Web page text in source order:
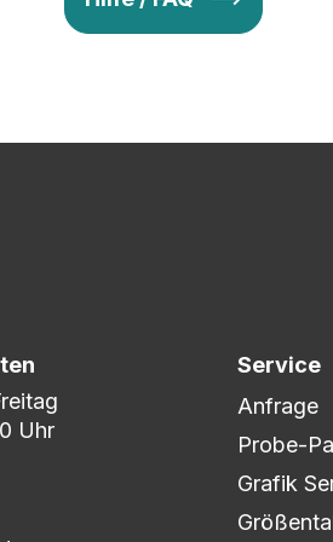
Lagerbestand sind wir in
bis Ihr zu 100% zufrieden seid. Danach
Uhr
Service
Anfrage
Probe-
Grafik